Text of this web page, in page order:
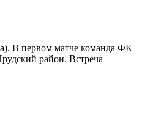
В первом матче команда ФК
район. Встреча